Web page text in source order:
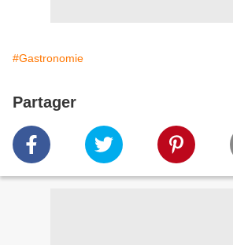
#Gastronomie
Partager